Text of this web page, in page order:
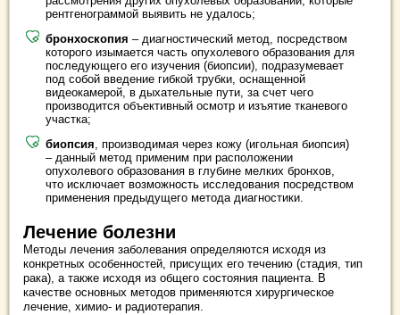
рентгенограммой выявить не удалось;
бронхоскопия – диагностический метод, посредством
которого изымается часть опухолевого образования для
последующего его изучения (биопсии), подразумевает
под собой введение гибкой трубки, оснащенной
видеокамерой, в дыхательные пути, за счет чего
производится объективный осмотр и изъятие тканевого
участка;
биопсия, производимая через кожу (игольная биопсия)
– данный метод применим при расположении
опухолевого образования в глубине мелких бронхов,
что исключает возможность исследования посредством
применения предыдущего метода диагностики.
Лечение болезни
Методы лечения заболевания определяются исходя из
конкретных особенностей, присущих его течению (стадия, тип
рака), а также исходя из общего состояния пациента. В
качестве основных методов применяются хирургическое
лечение, химио- и радиотерапия.